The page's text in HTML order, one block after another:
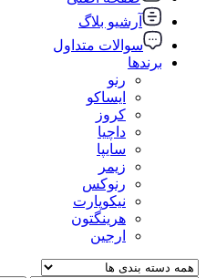
آرشیو بلاگ
سوالات متداول
برندها
رنو
ایساکو
کروز
داچیا
سایپا
زیمر
رنوکس
نیکوپارت
هرینگتون
ارجین